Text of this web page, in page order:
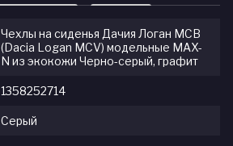
Чехлы на сиденья Дачия Логан МСВ
(Dacia Logan MCV) модельные MAX-
N из экокожи Черно-серый, графит
1358252714
Серый